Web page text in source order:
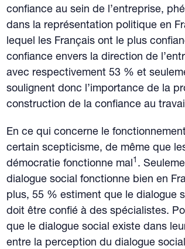
confiance au sein de l’entreprise,
dans la représentation politique en
lequel les Français ont le plus
confiance envers la direction de
avec respectivement 53 % et
soulignent donc l’importance de la
construction de la confiance au
En ce qui concerne le
certain scepticisme, de même que
démocratie fonctionne mal1 .
dialogue social fonctionne bien en
plus, 55 % estiment que le dialogue
doit être confié à des spécialistes.
que le dialogue social existe dans
entre la perception du dialogue